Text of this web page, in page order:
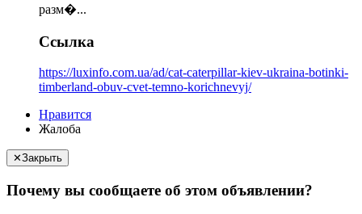
разм�...
Ссылка
https://luxinfo.com.ua/ad/cat-caterpillar-kiev-ukraina-botinki-
timberland-obuv-cvet-temno-korichnevyj/
Нравится
Жалоба
✕Закрыть
Почему вы сообщаете об этом объявлении?